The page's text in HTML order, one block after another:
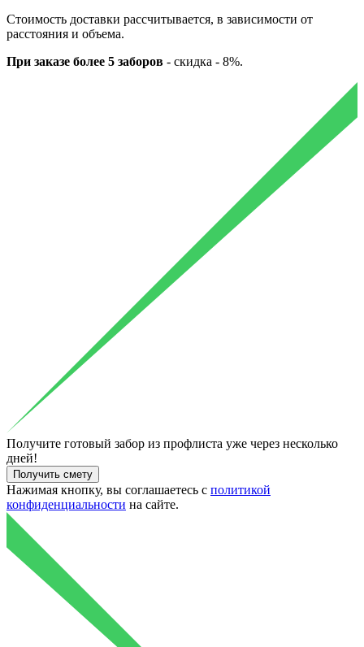
Стоимость доставки рассчитывается, в зависимости от
расстояния и объема.
При заказе более 5 заборов - скидка - 8%.
Получите готовый забор из профлиста уже через несколько
дней!
Нажимая кнопку, вы соглашаетесь с политикой
конфиденциальности на сайте.